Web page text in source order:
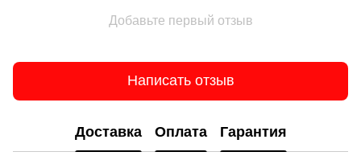
Добавьте первый отзыв
Написать отзыв
Доставка Оплата Гарантия